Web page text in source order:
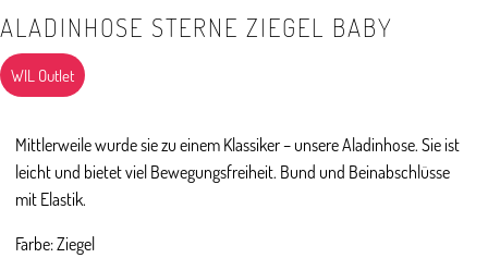
ALADINHOSE STERNE ZIEGEL BABY
WIL Outlet
Mittlerweile wurde sie zu einem Klassiker – unsere Aladinhose. Sie ist
leicht und bietet viel Bewegungsfreiheit. Bund und Beinabschlüsse
mit Elastik.
Farbe: Ziegel